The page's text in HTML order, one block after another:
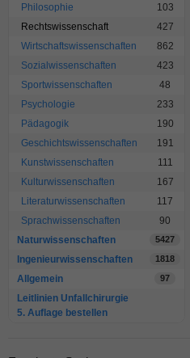
Philosophie
103
Rechtswissenschaft
427
Wirtschaftswissenschaften
862
Sozialwissenschaften
423
Sportwissenschaften
48
Psychologie
233
Pädagogik
190
Geschichtswissenschaften
191
Kunstwissenschaften
111
Kulturwissenschaften
167
Literaturwissenschaften
117
Sprachwissenschaften
90
Naturwissenschaften
5427
Ingenieurwissenschaften 1818
Allgemein 97
Leitlinien Unfallchirurgie
5. Auflage bestellen